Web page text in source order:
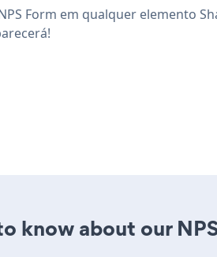
Form em qualquer elemento
know about our